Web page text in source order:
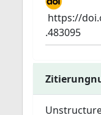
https://
.483095